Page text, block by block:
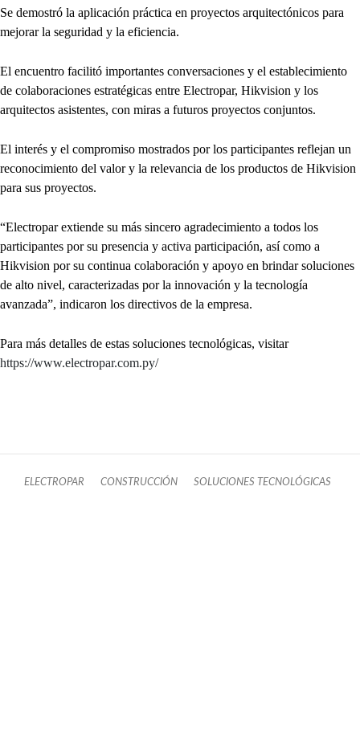
Se demostró la aplicación práctica en proyectos arquitectónicos para
mejorar la seguridad y la eficiencia.
El encuentro facilitó importantes conversaciones y el establecimiento
de colaboraciones estratégicas entre Electropar, Hikvision y los
arquitectos asistentes, con miras a futuros proyectos conjuntos.
El interés y el compromiso mostrados por los participantes reflejan un
reconocimiento del valor y la relevancia de los productos de Hikvision
para sus proyectos.
“Electropar extiende su más sincero agradecimiento a todos los
participantes por su presencia y activa participación, así como a
Hikvision por su continua colaboración y apoyo en brindar soluciones
de alto nivel, caracterizadas por la innovación y la tecnología
avanzada”, indicaron los directivos de la empresa.
Para más detalles de estas soluciones tecnológicas, visitar
https://www.electropar.com.py/
ELECTROPAR CONSTRUCCIÓN SOLUCIONES TECNOLÓGICAS